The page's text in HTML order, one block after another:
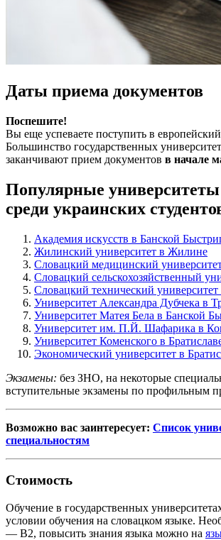
Даты приема документов
Поспешите!
Вы еще успеваете поступить в
Большинство государственных
заканчивают прием документов в начале
Популярные
среди украинских
Академия искусств в Банской
Жилинский университет в Жилине
Словацкий медицинский
Словацкий сельскохозяйственный
Словацкий технический университет
Университет Александра Дубчека в
Университет Матея Бела в Банской
Университет им. П.Й. Шафарика в
Университет Коменского в
Экономический университет в
Экзамены: без ЗНО, на некоторые
вступительные экзамены по профильным
Возможно вас заинтересует: Список
специальностям
Стоимость
Обучение в государственных
условии обучения на словацком языке.
— В2, повысить знания языка можно на